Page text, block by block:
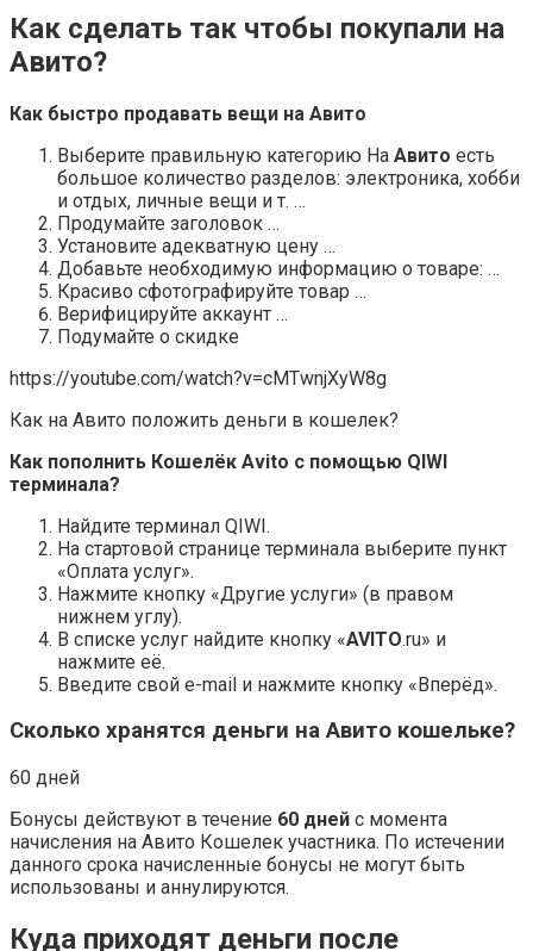
Как сделать так чтобы покупали на
Авито?
Как быстро продавать вещи на Авито
Выберите правильную категорию На Авито есть
большое количество разделов: электроника, хобби
и отдых, личные вещи и т. …
Продумайте заголовок …
Установите адекватную цену …
Добавьте необходимую информацию о товаре: …
Красиво сфотографируйте товар …
Верифицируйте аккаунт …
Подумайте о скидке
https://youtube.com/watch?v=cMTwnjXyW8g
Как на Авито положить деньги в кошелек?
Как пополнить Кошелёк Avito с помощью QIWI
терминала?
Найдите терминал QIWI.
На стартовой странице терминала выберите пункт
«Оплата услуг».
Нажмите кнопку «Другие услуги» (в правом
нижнем углу).
В списке услуг найдите кнопку «AVITO.ru» и
нажмите её.
Введите свой e-mail и нажмите кнопку «Вперёд».
Сколько хранятся деньги на Авито кошельке?
60 дней
Бонусы действуют в течение 60 дней с момента
начисления на Авито Кошелек участника. По истечении
данного срока начисленные бонусы не могут быть
использованы и аннулируются.
Куда приходят деньги после